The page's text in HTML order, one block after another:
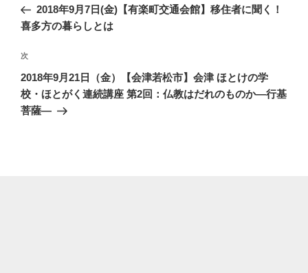
ナ
ゲ
ー
シ
ョ
の
投
2018年9月7日(金)【有楽町交通会館】移住者に聞く！
喜多方の暮らしとは
次
の
投
稿
次
2018年9月21日（金）【会津若松市】会津 ほとけの学
校・ほとがく連続講座 第2回：仏教はだれのものか―行基
菩薩―